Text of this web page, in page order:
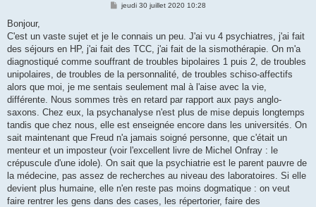
M
a
g
jeudi 30 juillet 2020 10:28
Bonjour,
C'est un vaste sujet et je le connais un peu. J'ai vu 4 psychiatres, j'ai fait
des séjours en HP, j'ai fait des TCC, j'ai fait de la sismothérapie. On m'a
diagnostiqué comme souffrant de troubles bipolaires 1 puis 2, de troubles
unipolaires, de troubles de la personnalité, de troubles schiso-affectifs
alors que moi, je me sentais seulement mal à l'aise avec la vie,
différente. Nous sommes très en retard par rapport aux pays anglo-
saxons. Chez eux, la psychanalyse n'est plus de mise depuis longtemps
tandis que chez nous, elle est enseignée encore dans les universités. On
sait maintenant que Freud n'a jamais soigné personne, que c'était un
menteur et un imposteur (voir l'excellent livre de Michel Onfray : le
crépuscule d'une idole). On sait que la psychiatrie est le parent pauvre de
la médecine, pas assez de recherches au niveau des laboratoires. Si elle
devient plus humaine, elle n'en reste pas moins dogmatique : on veut
faire rentrer les gens dans des cases, les répertorier, faire des